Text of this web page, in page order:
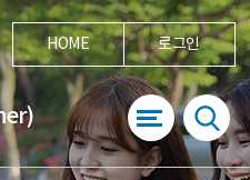
HOME 로그인